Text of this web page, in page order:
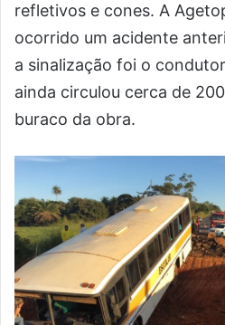
refletivos e cones. A
ocorrido um acidente
a sinalização foi o
ainda circulou cerca de
buraco da obra.